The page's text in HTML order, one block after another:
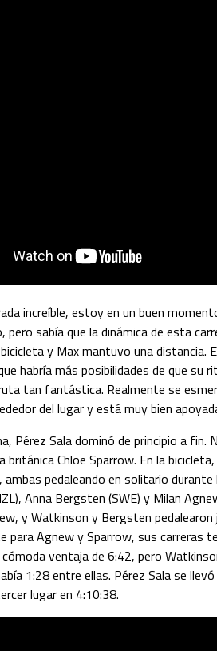
increíble, estoy en un buen
pero sabía que la dinámica de esta
y Max mantuvo una distancia.
habría más posibilidades de que su
tan fantástica. Realmente se
del lugar y está muy bien
Pérez Sala dominó de principio a
británica Chloe Sparrow. En la
pedaleando en solitario
Anna Bergsten (SWE) y Milan
y Watkinson y Bergsten
Agnew y Sparrow, sus carreras
ventaja de 6:42, pero
1:28 entre ellas. Pérez Sala se
lugar en 4:10:38.